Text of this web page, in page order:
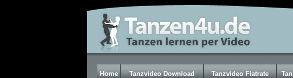
Home Tanzvideo Download Tanzvideo Flatrate